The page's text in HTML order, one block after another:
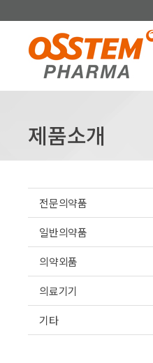
제품소개
전문의약품
일반의약품
의약외품
의료기기
기타